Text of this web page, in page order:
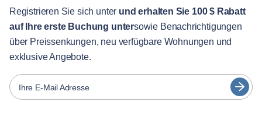
Gästebetreuung
Stadt-Guide
Partner
Vermieter von Möbeln
Vermieter
English
Português
Español
Français
Registrieren Sie sich unter und erhalten Sie 100 $ Rabatt
auf Ihre erste Buchung untersowie Benachrichtigungen
über Preissenkungen, neu verfügbare Wohnungen und
exklusive Angebote.
Ihre E-Mail Adresse